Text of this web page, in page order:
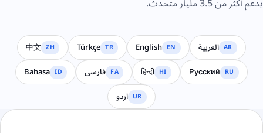
AR العربية EN
English
TR
Türkçe
ZH
中文
RU
Русский
HI
हिन्दी
FA فارسی ID
Bahasa
UR اردو